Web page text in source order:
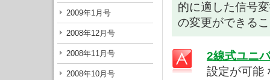
2009年1月号
2008年12月号
2008年11月号
2008年10月号
的に適した信号
の変更ができる
2線式ユニ
設定が可能